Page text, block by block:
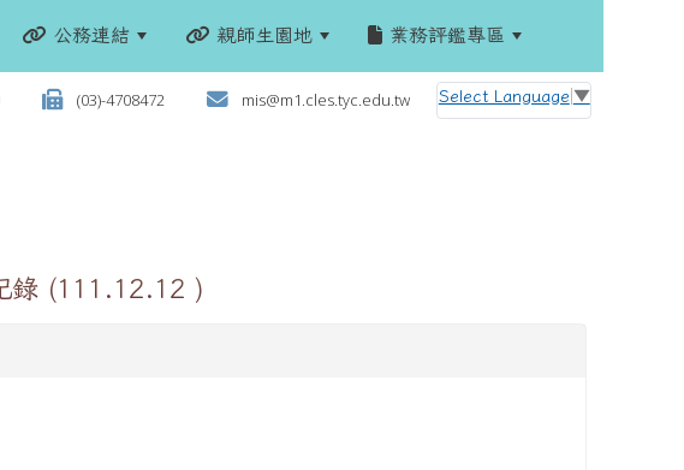
公務連結 親師生園地 業務評鑑專區
(03)-4708472 mis@m1.cles.tyc.edu.tw Select Language ▼
錄 (111.12.12 )